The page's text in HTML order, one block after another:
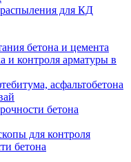
для КД
бетона и цемента
и контроля арматуры в
асфальтобетона
бетона
для контроля
бетона